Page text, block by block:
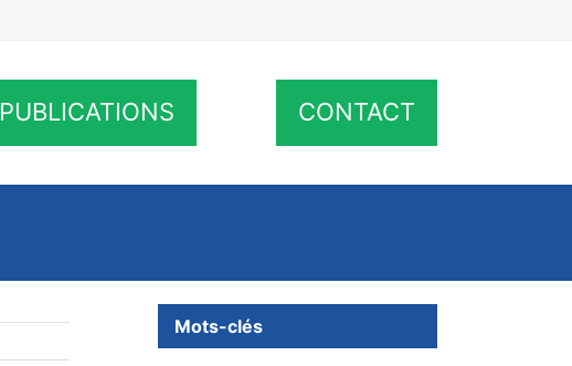
PUBLICATIONS CONTACT
Mots-clés